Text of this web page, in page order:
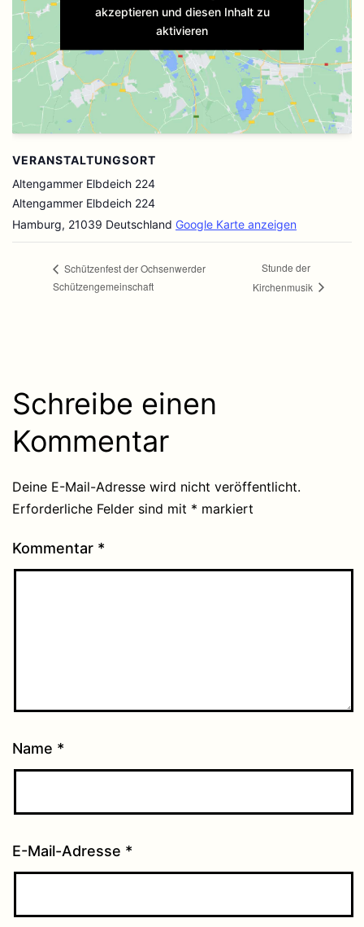
VERANSTALTUNGSORT
Altengammer Elbdeich 224
Altengammer Elbdeich 224
Hamburg, 21039 Deutschland Google Karte anzeigen
akzeptieren und diesen Inhalt zu
aktivieren
Schützenfest der Ochsenwerder
Schützengemeinschaft
Stunde der
Kirchenmusik
Schreibe einen
Kommentar
Deine E-Mail-Adresse wird nicht veröffentlicht.
Erforderliche Felder sind mit * markiert
Kommentar *
Name *
E-Mail-Adresse *